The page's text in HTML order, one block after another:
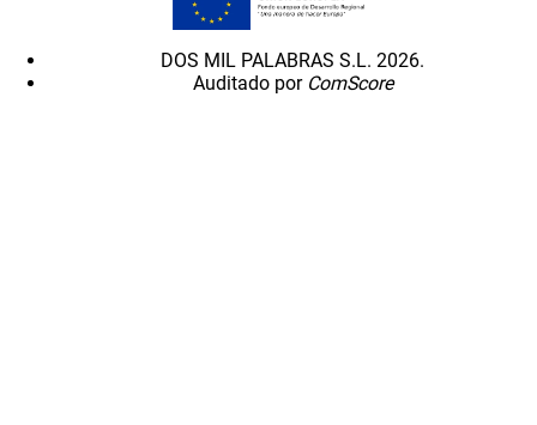
DOS MIL PALABRAS S.L. 2026.
Auditado por ComScore